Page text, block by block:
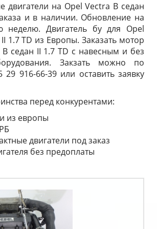
двигатели на Opel Vectra B седан
и в наличии. Обновление на
неделю. Двигатель бу для Opel
1.7 TD из Европы. Заказать мотор
седан II 1.7 TD с навесным и без
Закзать можно по
29 916-66-39 или оставить заявку
перед конкурентами:
из европы
двигатели под заказ
без предоплаты